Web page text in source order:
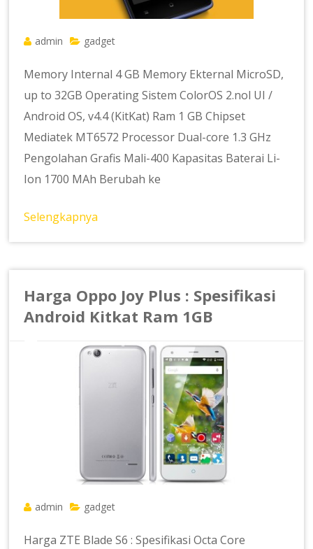
admin gadget
Memory Internal 4 GB Memory Ekternal MicroSD,
up to 32GB Operating Sistem ColorOS 2.nol UI /
Android OS, v4.4 (KitKat) Ram 1 GB Chipset
Mediatek MT6572 Processor Dual-core 1.3 GHz
Pengolahan Grafis Mali-400 Kapasitas Baterai Li-
Ion 1700 MAh Berubah ke
Selengkapnya
Harga Oppo Joy Plus : Spesifikasi
Android Kitkat Ram 1GB
admin gadget
Harga ZTE Blade S6 : Spesifikasi Octa Core